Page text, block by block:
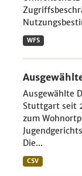
WFS
Ausgewählte
Stuttgart seit
zum
Die...
CSV